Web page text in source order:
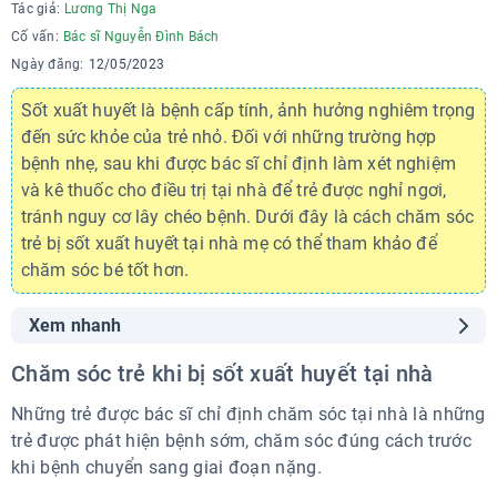
Tác giả: Lương Thị Nga
Cố vấn: Bác sĩ Nguyễn Đình Bách
Ngày đăng: 12/05/2023
Sốt xuất huyết là bệnh cấp tính, ảnh hưởng nghiêm trọng
đến sức khỏe của trẻ nhỏ. Đối với những trường hợp
bệnh nhẹ, sau khi được bác sĩ chỉ định làm xét nghiệm
và kê thuốc cho điều trị tại nhà để trẻ được nghỉ ngơi,
tránh nguy cơ lây chéo bệnh. Dưới đây là cách chăm sóc
trẻ bị sốt xuất huyết tại nhà mẹ có thể tham khảo để
chăm sóc bé tốt hơn.
Xem nhanh
Sử dụng thuốc hạ sốt cho trẻ hợp lý:
Những việc không nên làm khi chăm sóc trẻ bị sốt xuất
huyết
Phòng ngừa sốt xuất huyết
Chăm sóc trẻ khi bị sốt xuất huyết tại nhà
Những trẻ được bác sĩ chỉ định chăm sóc tại nhà là những
trẻ được phát hiện bệnh sớm, chăm sóc đúng cách trước
khi bệnh chuyển sang giai đoạn nặng.